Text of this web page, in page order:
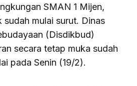
SMAN 1 Mijen,
sudah mulai surut. Dinas
(Disdikbud)
secara tetap muka sudah
pada Senin (19/2).